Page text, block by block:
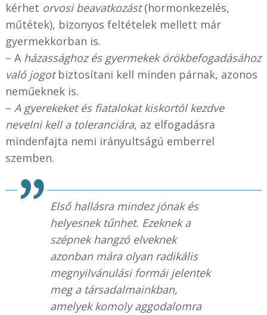
kérhet orvosi beavatkozást(hormonkezelés,
műtétek), bizonyos feltételek mellett már
gyermekkorban is.
– A házassághoz és gyermekek örökbefogadásához
való jogotbiztosítani kell minden párnak, azonos
neműeknek is.
– A gyerekeket és fiatalokat kiskortól kezdve
nevelni kell a toleranciára, az elfogadásra
mindenfajta nemi irányultságú emberrel
szemben.
Első hallásra mindez jónak és
helyesnek tűnhet. Ezeknek a
szépnek hangzó elveknek
azonban mára olyan radikális
megnyilvánulási formái jelentek
meg a társadalmainkban,
amelyek komoly aggodalomra